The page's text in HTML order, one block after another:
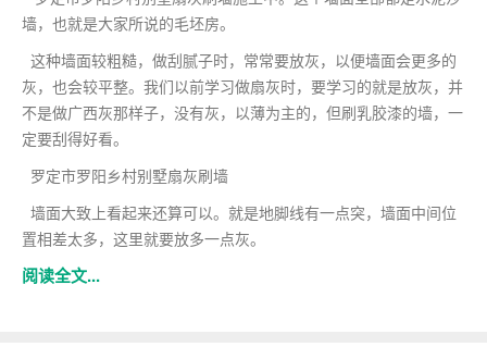
墙，也就是大家所说的毛坯房。
这种墙面较粗糙，做刮腻子时，常常要放灰，以便墙面会更多的
灰，也会较平整。我们以前学习做扇灰时，要学习的就是放灰，并
不是做广西灰那样子，没有灰，以薄为主的，但刷乳胶漆的墙，一
定要刮得好看。
罗定市罗阳乡村别墅扇灰刷墙
墙面大致上看起来还算可以。就是地脚线有一点突，墙面中间位
置相差太多，这里就要放多一点灰。
阅读全文...